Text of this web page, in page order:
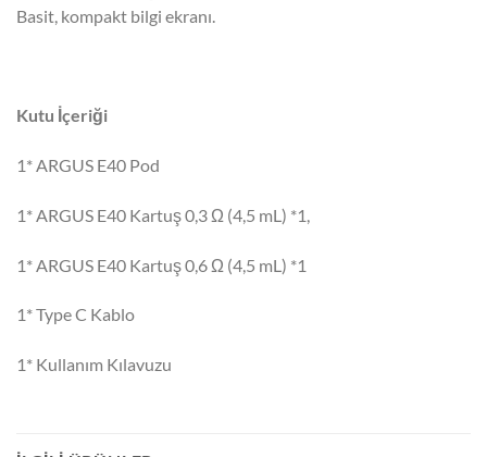
Basit, kompakt bilgi ekranı.
Kutu İçeriği
1* ARGUS E40 Pod
1* ARGUS E40 Kartuş 0,3 Ω (4,5 mL) *1,
1* ARGUS E40 Kartuş 0,6 Ω (4,5 mL) *1
1* Type C Kablo
1* Kullanım Kılavuzu